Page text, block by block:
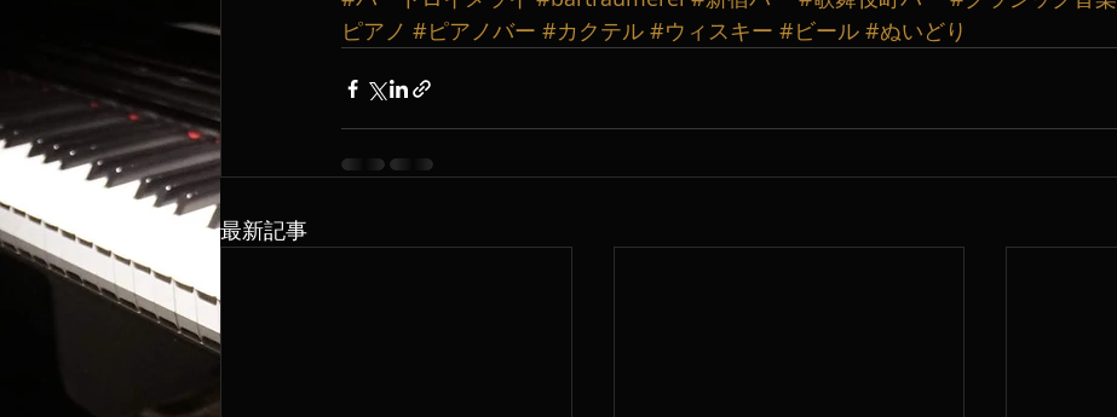
ピアノ #ピアノバー #カクテル #ウィスキー #ビール #ぬいどり
最新記事